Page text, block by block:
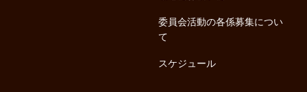
委員会活動の各係募集につい
て
スケジュール